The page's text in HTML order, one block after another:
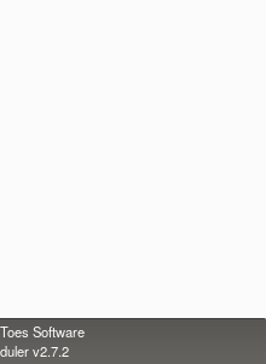
Software
v2.7.2